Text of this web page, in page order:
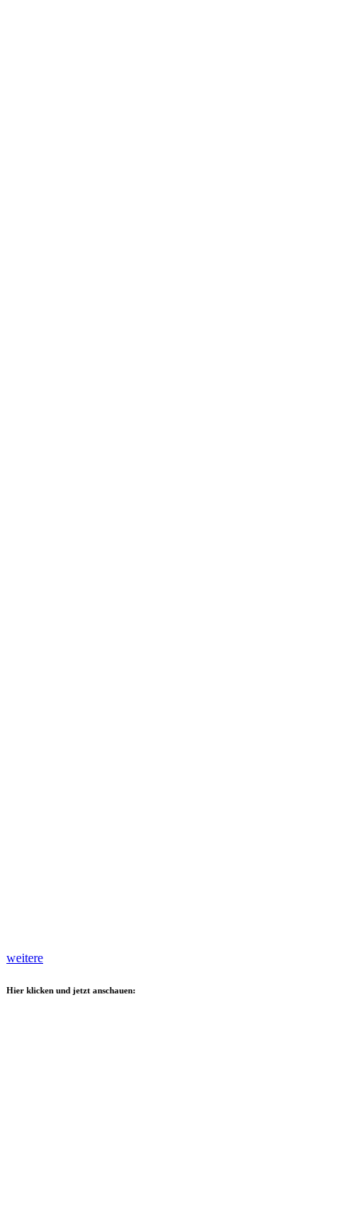
weitere
Hier klicken und jetzt anschauen: